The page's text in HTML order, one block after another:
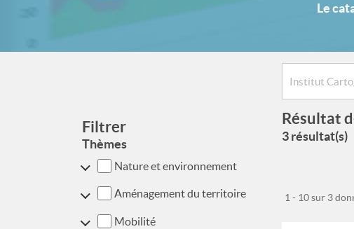
Le
Filtrer
Thèmes
Nature et environnement
Aménagement du territoire
Mobilité
Résultat
3 résultat(s)
1 - 10 sur 3